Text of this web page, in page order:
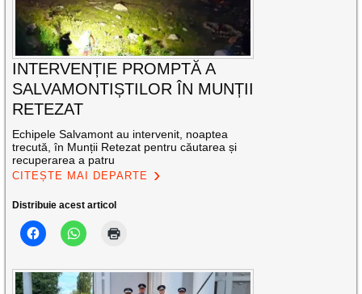
INTERVENȚIE PROMPTĂ A
SALVAMONTIȘTILOR ÎN MUNȚII
RETEZAT
Echipele Salvamont au intervenit, noaptea
trecută, în Munții Retezat pentru căutarea și
recuperarea a patru
CITEȘTE MAI DEPARTE
Distribuie acest articol